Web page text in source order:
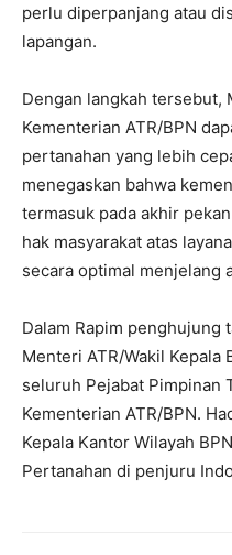
perlu diperpanjang atau
lapangan.
‎Dengan langkah tersebut,
Kementerian ATR/BPN
pertanahan yang lebih
menegaskan bahwa
termasuk pada akhir
hak masyarakat atas
secara optimal menjelang
‎Dalam Rapim penghujung
Menteri ATR/Wakil Kepala
seluruh Pejabat Pimpinan
Kementerian ATR/BPN.
Kepala Kantor Wilayah
Pertanahan di penjuru